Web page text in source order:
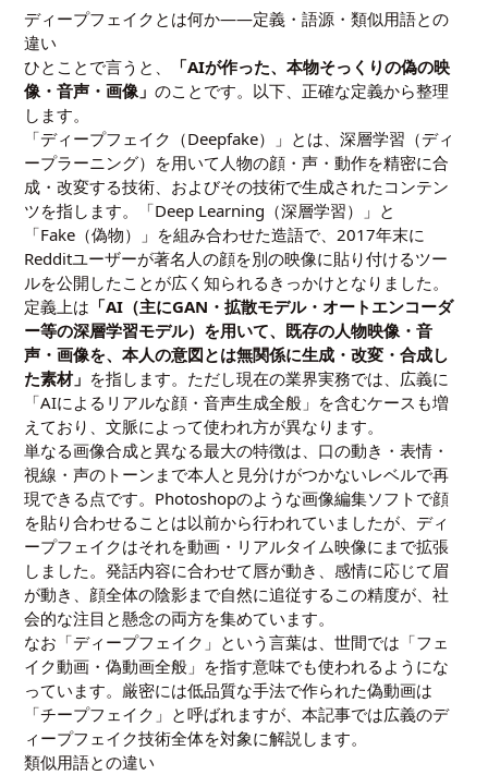
ディープフェイクとは何か――定義・語源・類似用語との
違い
ひとことで言うと、
「AIが作った、本物そっくりの偽の映
像・音声・画像」のことです。以下、正確な定義から整理
します。
「ディープフェイク（Deepfake）」とは、深層学習（ディ
ープラーニング）を用いて人物の顔・声・動作を精密に合
成・改変する技術、およびその技術で生成されたコンテン
ツを指します。「Deep Learning（深層学習）」と
「Fake（偽物）」を組み合わせた造語で、2017年末に
Redditユーザーが著名人の顔を別の映像に貼り付けるツー
ルを公開したことが広く知られるきっかけとなりました。
定義上は 「AI（主にGAN・拡散モデル・オートエンコーダ
ー等の深層学習モデル）を用いて、既存の人物映像・音
声・画像を、本人の意図とは無関係に生成・改変・合成し
た素材」 を指します。ただし現在の業界実務では、広義に
「AIによるリアルな顔・音声生成全般」を含むケースも増
えており、文脈によって使われ方が異なります。
単なる画像合成と異なる最大の特徴は、口の動き・表情・
視線・声のトーンまで本人と見分けがつかないレベルで再
現できる点です。Photoshopのような画像編集ソフトで顔
を貼り合わせることは以前から行われていましたが、ディ
ープフェイクはそれを動画・リアルタイム映像にまで拡張
しました。発話内容に合わせて唇が動き、感情に応じて眉
が動き、顔全体の陰影まで自然に追従するこの精度が、社
会的な注目と懸念の両方を集めています。
なお「ディープフェイク」という言葉は、世間では「フェ
イク動画・偽動画全般」を指す意味でも使われるようにな
っています。厳密には低品質な手法で作られた偽動画は
「チープフェイク」と呼ばれますが、本記事では広義のデ
ィープフェイク技術全体を対象に解説します。
類似用語との違い